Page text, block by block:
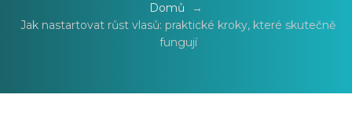
Domů
→
Jak nastartovat růst vlasů: praktické kroky, které skutečně
fungují